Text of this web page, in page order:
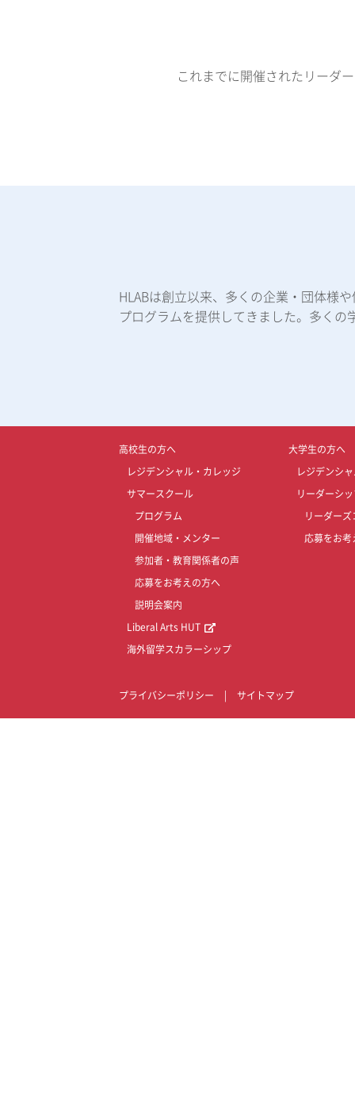
これまでに開催されたリーダ
HLABは創立以来、多くの企業・団体様
プログラムを提供してきました。多く
高校生の方へ
レジデンシャル・カレッジ
サマースクール
プログラム
開催地域・メンター
参加者・教育関係者の声
応募をお考えの方へ
説明会案内
Liberal Arts HUT
海外留学スカラーシップ
大学生の方へ
レジデンシ
リーダーシ
リーダーズ
応募をお考
プライバシーポリシー サイトマップ